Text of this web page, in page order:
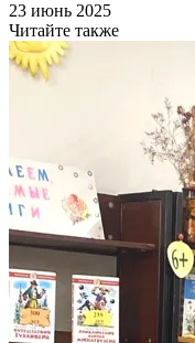
23 июнь 2025
Читайте также